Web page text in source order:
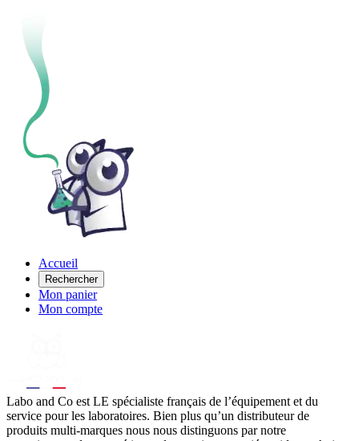
Accueil
Rechercher
Mon panier
Mon compte
Labo and Co est LE spécialiste français de l’équipement et du
service pour les laboratoires. Bien plus qu’un distributeur de
produits multi-marques nous nous distinguons par notre